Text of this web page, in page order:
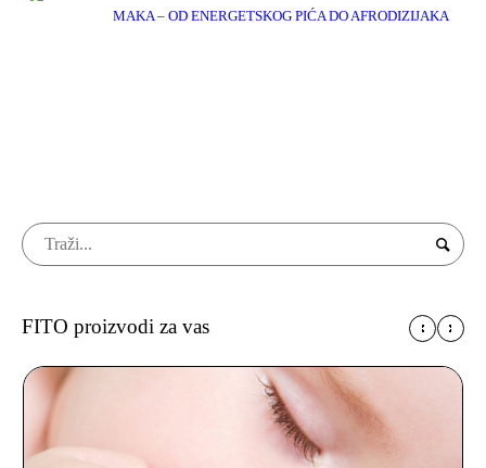
MAKA – OD ENERGETSKOG PIĆA DO AFRODIZIJAKA
FITO proizvodi za vas